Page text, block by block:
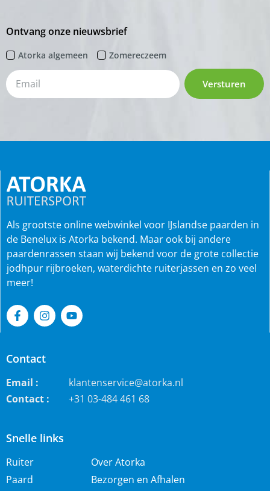
Ontvang onze nieuwsbrief
Atorka algemeen Zomereczeem
Versturen
Snelle links
Ruiter
Paard
Over Atorka
Bezorgen en Afhalen
Als grootste online webwinkel voor IJslandse paarden in
de Benelux is Atorka bekend. Maar ook bij andere
paardenrassen staan wij bekend voor de grote collectie
jodhpur rijbroeken, waterdichte ruiterjassen en zo veel
meer!
Contact
Email :
klantenservice@atorka.nl
Contact :
+31 03-484 461 68